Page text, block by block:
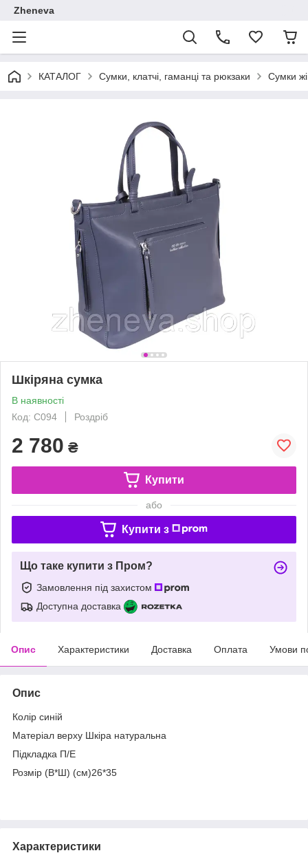
Zheneva
КАТАЛОГ Сумки, клатчі, гаманці та рюкзаки Сумки
Шкіряна сумка
В наявності
Код: С094
Роздріб
2 780 ₴
Купити
або
Купити з
Що таке купити з Пром?
Замовлення під захистом
Доступна доставка
Опис Характеристики Доставка Оплата Умови
Опис
Колір синій
Матеріал верху Шкіра натуральна
Підкладка П/Е
Розмір (В*Ш) (см)26*35
Характеристики